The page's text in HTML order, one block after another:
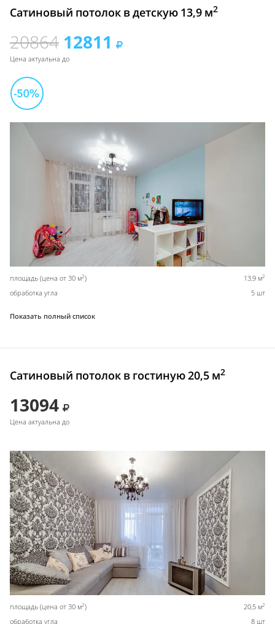
Сатиновый потолок в детскую 13,9 м2
20864 12811
Цена актуальна до
площадь (цена от 30 м2) 13,9 м2
обработка угла 5 шт
Показать полный список
Сатиновый потолок в гостиную 20,5 м2
13094
Цена актуальна до
площадь (цена от 30 м2) 20,5 м2
обработка угла 8 шт